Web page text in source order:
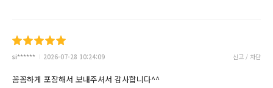
si****** 2026-07-28 10:24:09 신고 / 차단
꼼꼼하게 포장해서 보내주셔서 감사합니다^^